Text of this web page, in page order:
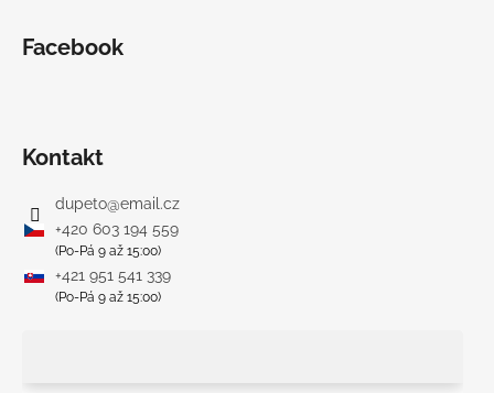
Facebook
Kontakt
dupeto@email.cz
+420 603 194 559
(Po-Pá 9 až 15:00)
+421 951 541 339
(Po-Pá 9 až 15:00)